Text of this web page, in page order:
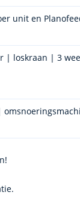
unit en
| loskraan | 3